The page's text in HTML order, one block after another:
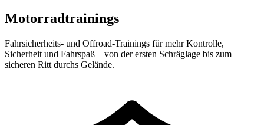
Motorradtrainings
Fahrsicherheits- und Offroad-Trainings für mehr Kontrolle,
Sicherheit und Fahrspaß – von der ersten Schräglage bis zum
sicheren Ritt durchs Gelände.